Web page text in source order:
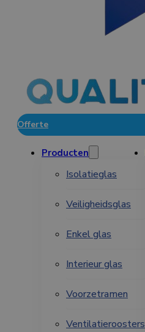
Offerte
Producten
Isolatieglas
Veiligheidsglas
Enkel glas
Interieur glas
Voorzetramen
Ventilatieroosters